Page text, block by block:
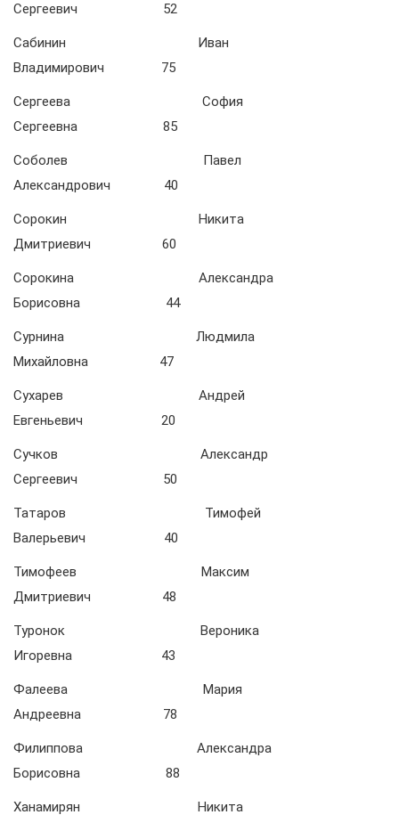
Сергеевич 52
Сабинин Иван
Владимирович 75
Cергеева София
Сергеевна 85
Соболев Павел
Александрович 40
Сорокин Никита
Дмитриевич 60
Сорокина Александра
Борисовна 44
Сурнина Людмила
Михайловна 47
Сухарев Андрей
Евгеньевич 20
Сучков Александр
Сергеевич 50
Татаров Тимофей
Валерьевич 40
Тимофеев Максим
Дмитриевич 48
Туронок Вероника
Игоревна 43
Фалеева Мария
Андреевна 78
Филиппова Александра
Борисовна 88
Ханамирян Никита